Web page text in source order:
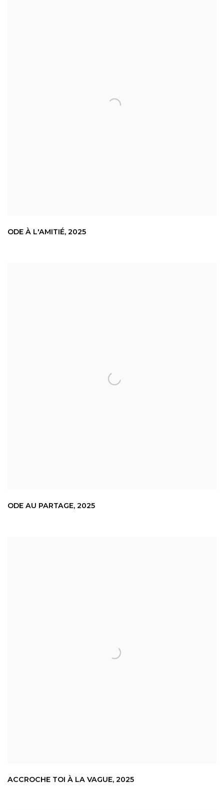
ODE À L'AMITIÉ, 2025
ODE AU PARTAGE, 2025
ACCROCHE TOI À LA VAGUE, 2025